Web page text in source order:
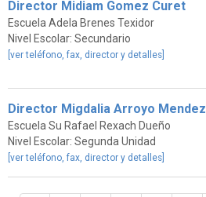
Director Midiam Gomez Curet
Escuela Adela Brenes Texidor
Nivel Escolar: Secundario
[ver teléfono, fax, director y detalles]
Director Migdalia Arroyo Mendez
Escuela Su Rafael Rexach Dueño
Nivel Escolar: Segunda Unidad
[ver teléfono, fax, director y detalles]